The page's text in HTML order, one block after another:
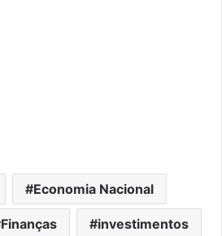
Economia Nacional
Finanças investimentos